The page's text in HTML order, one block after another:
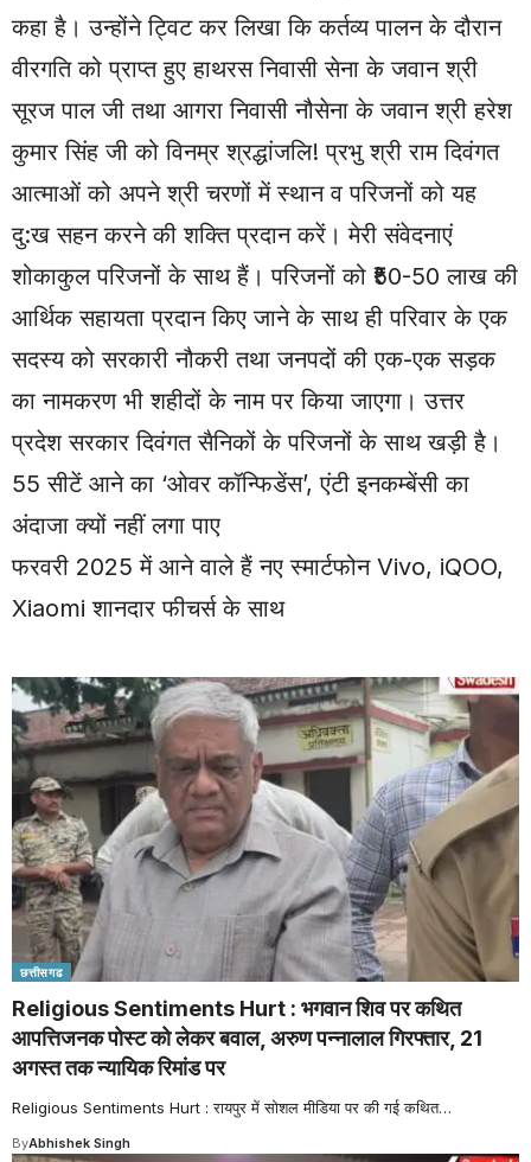
कहा है। उन्होंने ट्विट कर लिखा कि कर्तव्य पालन के दौरान
वीरगति को प्राप्त हुए हाथरस निवासी सेना के जवान श्री
सूरज पाल जी तथा आगरा निवासी नौसेना के जवान श्री हरेश
कुमार सिंह जी को विनम्र श्रद्धांजलि! प्रभु श्री राम दिवंगत
आत्माओं को अपने श्री चरणों में स्थान व परिजनों को यह
दु:ख सहन करने की शक्ति प्रदान करें। मेरी संवेदनाएं
शोकाकुल परिजनों के साथ हैं। परिजनों को ₹50-50 लाख की
आर्थिक सहायता प्रदान किए जाने के साथ ही परिवार के एक
सदस्य को सरकारी नौकरी तथा जनपदों की एक-एक सड़क
का नामकरण भी शहीदों के नाम पर किया जाएगा। उत्तर
प्रदेश सरकार दिवंगत सैनिकों के परिजनों के साथ खड़ी है।
55 सीटें आने का ‘ओवर कॉन्फिडेंस’, एंटी इनकम्बेंसी का
अंदाजा क्यों नहीं लगा पाए
फरवरी 2025 में आने वाले हैं नए स्मार्टफोन Vivo, iQOO,
Xiaomi शानदार फीचर्स के साथ
छत्तीसगढ
Religious Sentiments Hurt : भगवान शिव पर कथित
आपत्तिजनक पोस्ट को लेकर बवाल, अरुण पन्नालाल गिरफ्तार, 21
अगस्त तक न्यायिक रिमांड पर
Religious Sentiments Hurt : रायपुर में सोशल मीडिया पर की गई कथित…
ByAbhishek Singh